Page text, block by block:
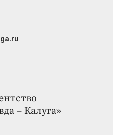
– Калуга»